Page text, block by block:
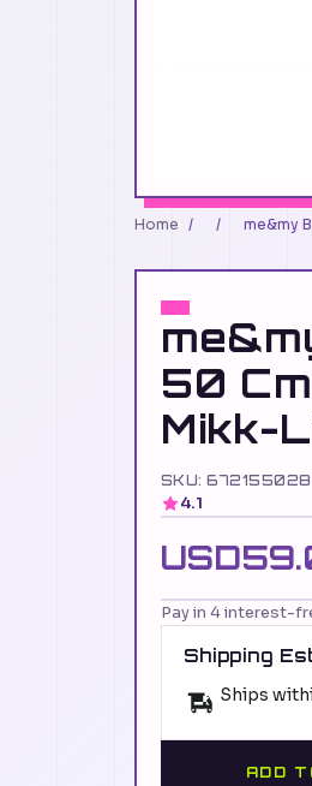
Home / / me&my
50
Mikk-
SKU:
4.1
Pay in 4 interest-
Shipping
Ships
ADD